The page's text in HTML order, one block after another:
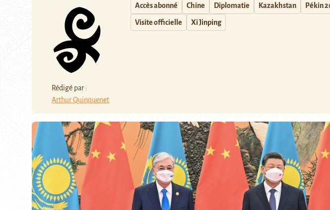
Rédigé par :
Arthur Quinquenet
Accès abonné Chine Diplomatie Kazakhstan Pékin
Visite officielle Xi Jinping